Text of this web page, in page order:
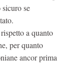
se
a quanto
per quanto
ancor prima